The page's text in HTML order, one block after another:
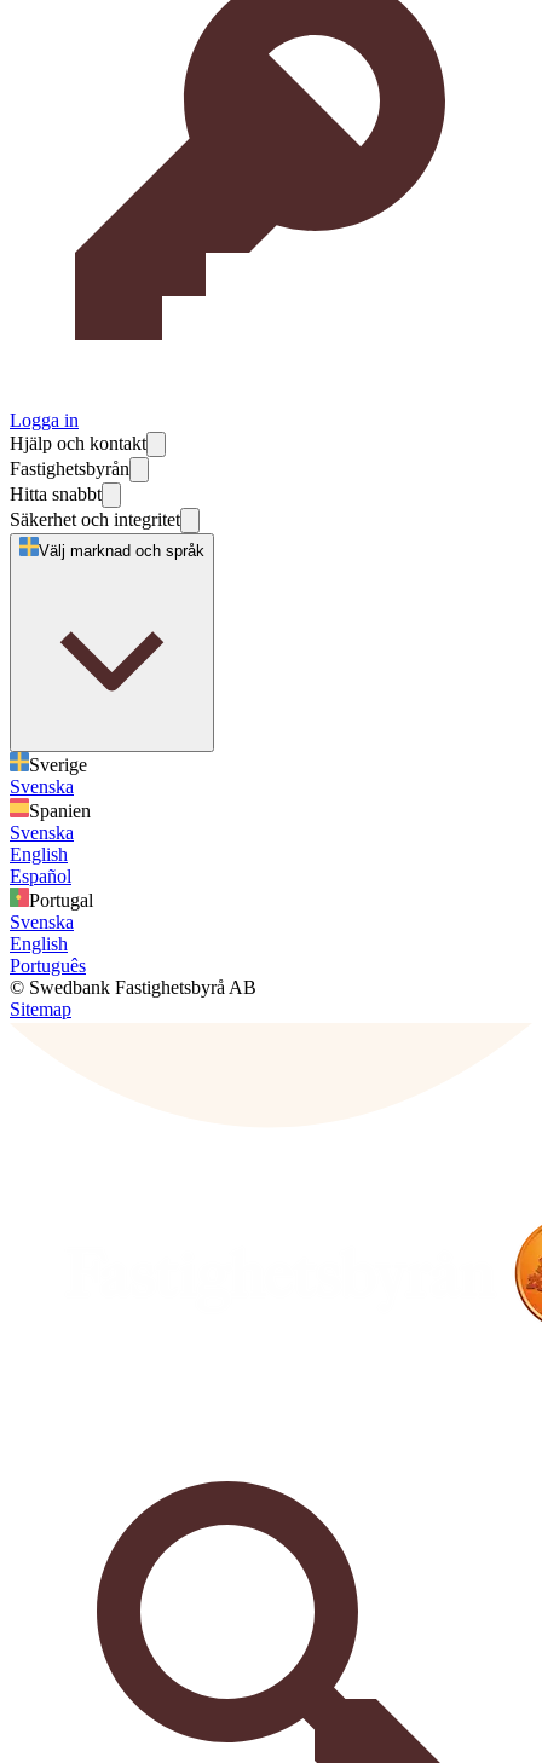
Logga in
Hjälp och kontakt
Fastighetsbyrån
Hitta snabbt
Säkerhet och integritet
Välj marknad och språk
Sverige
Svenska
Spanien
Svenska
English
Español
Portugal
Svenska
English
Português
© Swedbank Fastighetsbyrå AB
Sitemap